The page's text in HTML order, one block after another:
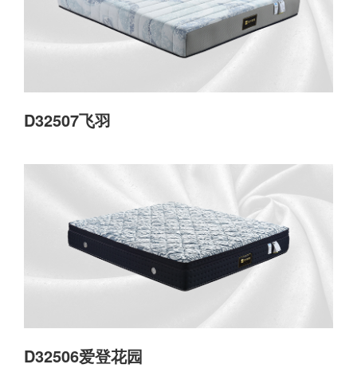
D32507飞羽
D32506爱登花园